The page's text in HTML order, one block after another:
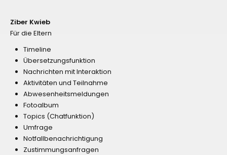
Ziber Kwieb
Für die Eltern
Timeline
Übersetzungsfunktion
Nachrichten mit Interaktion
Aktivitäten und Teilnahme
Abwesenheitsmeldungen
Fotoalbum
Topics (Chatfunktion)
Umfrage
Notfallbenachrichtigung
Zustimmungsanfragen